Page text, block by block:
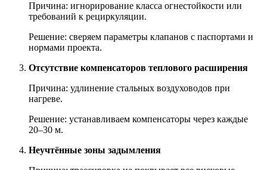
Причина: игнорирование класса огнестойкости или
требований к рециркуляции.
Решение: сверяем параметры клапанов с паспортами и
нормами проекта.
Отсутствие компенсаторов теплового расширения
Причина: удлинение стальных воздуховодов при
нагреве.
Решение: устанавливаем компенсаторы через каждые
20–30 м.
Неучтённые зоны задымления